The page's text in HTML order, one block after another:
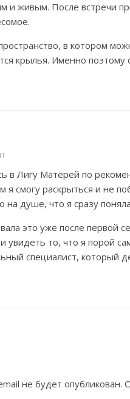
и живым. После встречи
в котором
крылья. Именно поэтому
в Лигу Матерей по
я смогу раскрыться и не
на душе, что я сразу
это уже после первой
увидеть то, что я порой
специалист, который
не будет опубликован.